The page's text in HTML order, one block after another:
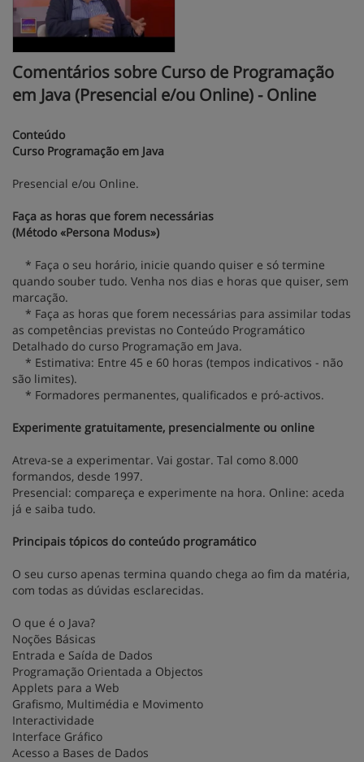
Comentários sobre Curso de Programação
em Java (Presencial e/ou Online) - Online
Conteúdo
Curso Programação em Java
Presencial e/ou Online.
Faça as horas que forem necessárias
(Método «Persona Modus»)
* Faça o seu horário, inicie quando quiser e só termine
quando souber tudo. Venha nos dias e horas que quiser, sem
marcação.
* Faça as horas que forem necessárias para assimilar todas
as competências previstas no Conteúdo Programático
Detalhado do curso Programação em Java.
* Estimativa: Entre 45 e 60 horas (tempos indicativos - não
são limites).
* Formadores permanentes, qualificados e pró-activos.
Experimente gratuitamente, presencialmente ou online
Atreva-se a experimentar. Vai gostar. Tal como 8.000
formandos, desde 1997.
Presencial: compareça e experimente na hora. Online: aceda
já e saiba tudo.
Principais tópicos do conteúdo programático
O seu curso apenas termina quando chega ao fim da matéria,
com todas as dúvidas esclarecidas.
O que é o Java?
Noções Básicas
Entrada e Saída de Dados
Programação Orientada a Objectos
Applets para a Web
Grafismo, Multimédia e Movimento
Interactividade
Interface Gráfico
Acesso a Bases de Dados